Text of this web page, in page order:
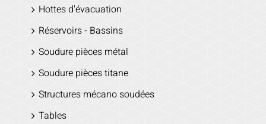
Hottes d'évacuation
Réservoirs - Bassins
Soudure pièces métal
Soudure pièces titane
Structures mécano soudées
Tables